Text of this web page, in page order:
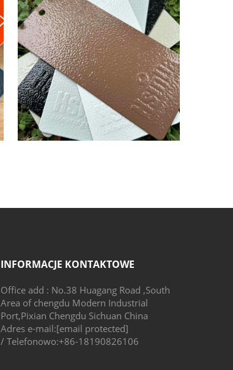
INFORMACJE KONTAKTOWE
Office add : No.38 Huagang Road ,South
Area of chengdu Modern Industrial
Port,Pixian Chengdu Sichuan China
Adres e-mail:[email protected]
/ Telefonowo:+86-18190826106